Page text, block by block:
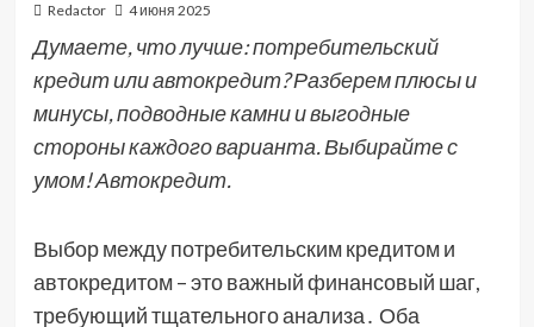
Redactor 4 июня 2025
Думаете, что лучше: потребительский
кредит или автокредит? Разберем плюсы и
минусы, подводные камни и выгодные
стороны каждого варианта. Выбирайте с
умом! Автокредит.
Выбор между потребительским кредитом и
автокредитом – это важный финансовый шаг,
требующий тщательного анализа․ Оба